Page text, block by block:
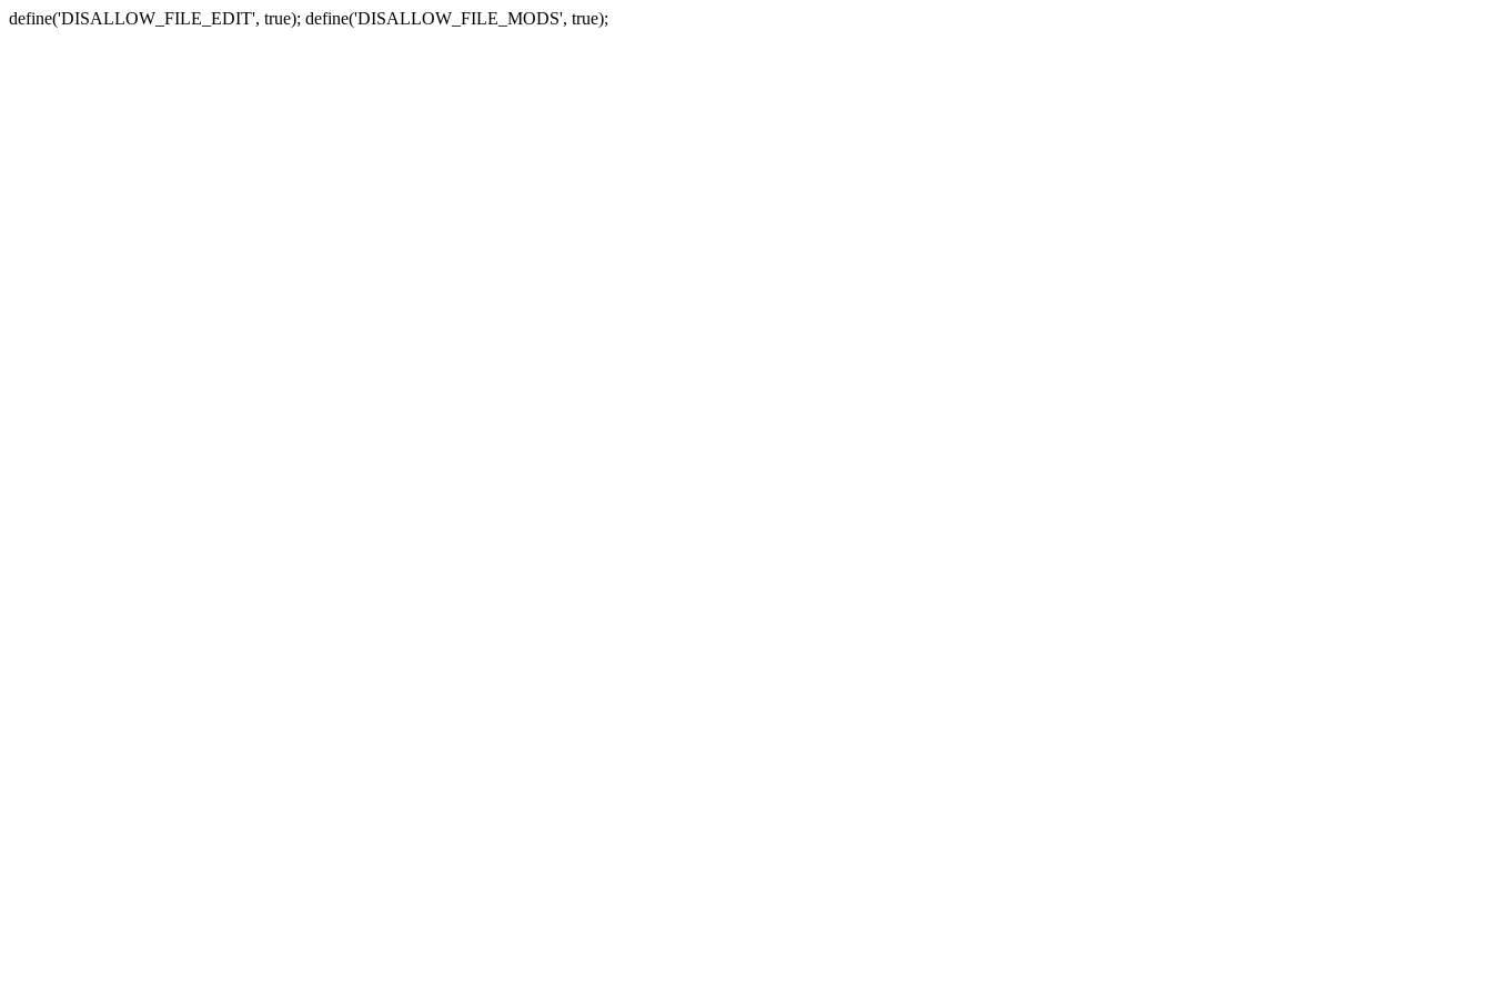
define('DISALLOW_FILE_EDIT', true); define('DISALLOW_FILE_MODS', true);